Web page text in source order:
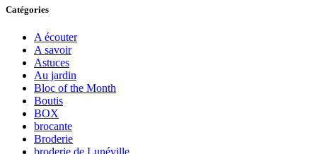
Catégories
A écouter
A savoir
Astuces
Au jardin
Bloc of the Month
Boutis
BOX
brocante
Broderie
broderie de Lunéville